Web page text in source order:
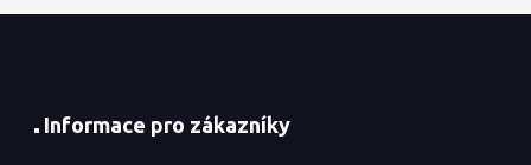
Informace pro zákazníky